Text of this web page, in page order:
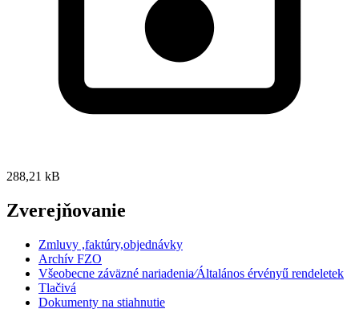
288,21 kB
Zverejňovanie
Zmluvy ,faktúry,objednávky
Archív FZO
Všeobecne záväzné nariadenia⁄Általános érvényű rendeletek
Tlačivá
Dokumenty na stiahnutie